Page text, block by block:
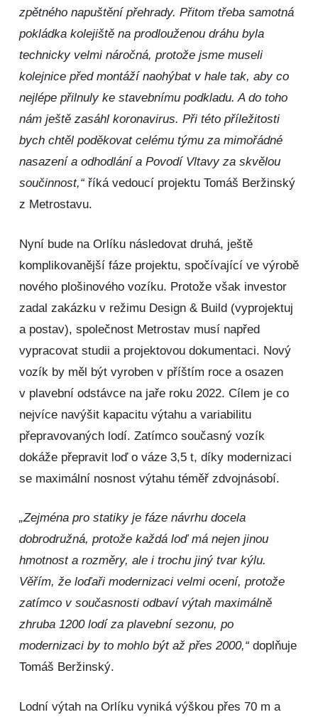
zpětného napuštění přehrady. Přitom třeba samotná
pokládka kolejiště na prodlouženou dráhu byla
technicky velmi náročná, protože jsme museli
kolejnice před montáží naohýbat v hale tak, aby co
nejlépe přilnuly ke stavebnímu podkladu. A do toho
nám ještě zasáhl koronavirus. Při této příležitosti
bych chtěl poděkovat celému týmu za mimořádné
nasazení a odhodlání a Povodí Vltavy za skvělou
součinnost,“ říká vedoucí projektu Tomáš Beržinský
z Metrostavu.
Nyní bude na Orlíku následovat druhá, ještě
komplikovanější fáze projektu, spočívající ve výrobě
nového plošinového vozíku. Protože však investor
zadal zakázku v režimu Design & Build (vyprojektuj
a postav), společnost Metrostav musí napřed
vypracovat studii a projektovou dokumentaci. Nový
vozík by měl být vyroben v příštím roce a osazen
v plavební odstávce na jaře roku 2022. Cílem je co
nejvíce navýšit kapacitu výtahu a variabilitu
přepravovaných lodí. Zatímco současný vozík
dokáže přepravit loď o váze 3,5 t, díky modernizaci
se maximální nosnost výtahu téměř zdvojnásobí.
„Zejména pro statiky je fáze návrhu docela
dobrodružná, protože každá loď má nejen jinou
hmotnost a rozměry, ale i trochu jiný tvar kýlu.
Věřím, že loďaři modernizaci velmi ocení, protože
zatímco v současnosti odbaví výtah maximálně
zhruba 1200 lodí za plavební sezonu, po
modernizaci by to mohlo být až přes 2000,“ doplňuje
Tomáš Beržinský.
Lodní výtah na Orlíku vyniká výškou přes 70 m a